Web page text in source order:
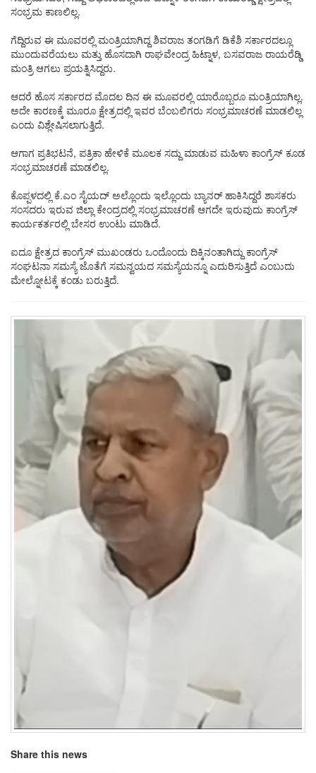
ಸಂಭ್ರಮ ಕಾಣಲಿಲ್ಲ.
ಗೆದ್ದಿರುವ ಈ ಮೂವರಲ್ಲಿ ಮಂತ್ರಿಯಾಗಿದ್ದ ಶಿವರಾಜ ತಂಗಡಿಗೆ ಡಿಕೆಶಿ ಸರ್ಕಾರದಲ್ಲೂ
ಮುಂದುವರೆಯಲು ಮತ್ತು ಹೊಸದಾಗಿ ರಾಘವೇಂದ್ರ ಹಿಟ್ನಾಳ, ಬಸವರಾಜ ರಾಯರೆಡ್ಡಿ
ಮಂತ್ರಿ ಆಗಲು ಪ್ರಯತ್ನಿಸಿದ್ದರು.
ಆದರೆ ಹೊಸ ಸರ್ಕಾರದ ಮೊದಲ ದಿನ ಈ ಮೂವರಲ್ಲಿ ಯಾರೊಬ್ಬರೂ ಮಂತ್ರಿಯಾಗಿಲ್ಲ.
ಅದೇ ಕಾರಣಕ್ಕೆ ಮೂರೂ ಕ್ಷೇತ್ರದಲ್ಲಿ ಇವರ ಬೆಂಬಲಿಗರು ಸಂಭ್ರಮಾಚರಣೆ ಮಾಡಲಿಲ್ಲ
ಎಂದು ವಿಶ್ಲೇಷಿಸಲಾಗುತ್ತಿದೆ.
ಆಗಾಗ ಪ್ರತಿಭಟನೆ, ಪತ್ರಿಕಾ ಹೇಳಿಕೆ ಮೂಲಕ ಸದ್ದು ಮಾಡುವ ಮಹಿಳಾ ಕಾಂಗ್ರೆಸ್ ಕೂಡ
ಸಂಭ್ರಮಾಚರಣೆ ಮಾಡಲಿಲ್ಲ.
ಕೊಪ್ಪಳದಲ್ಲಿ ಕೆ.ಎಂ ಸೈಯದ್ ಅಲ್ಲೊಂದು ಇಲ್ಲೊಂದು ಬ್ಯಾನರ್ ಹಾಕಿಸಿದ್ದರೆ ಶಾಸಕರು
ಸಂಸದರು ಇರುವ ಜಿಲ್ಲಾ ಕೇಂದ್ರದಲ್ಲಿ ಸಂಭ್ರಮಾಚರಣೆ ಆಗದೇ ಇರುವುದು ಕಾಂಗ್ರೆಸ್
ಕಾರ್ಯಕರ್ತರಲ್ಲಿ ಬೇಸರ ಉಂಟು ಮಾಡಿದೆ.
ಐದೂ ಕ್ಷೇತ್ರದ ಕಾಂಗ್ರೆಸ್ ಮುಖಂಡರು ಒಂದೊಂದು ದಿಕ್ಕಿನಂತಾಗಿದ್ದು ಕಾಂಗ್ರೆಸ್
ಸಂಘಟನಾ ಸಮಸ್ಯೆ ಜೊತೆಗೆ ಸಮನ್ವಯದ ಸಮಸ್ಯೆಯನ್ನೂ ಎದುರಿಸುತ್ತಿದೆ ಎಂಬುದು
ಮೇಲ್ನೋಟಕ್ಕೆ ಕಂಡು ಬರುತ್ತಿದೆ.
Share this news